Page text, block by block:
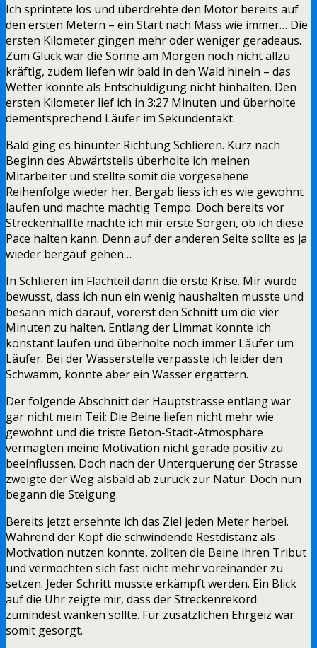
Ich sprintete los und überdrehte den Motor bereits auf
den ersten Metern – ein Start nach Mass wie immer… Die
ersten Kilometer gingen mehr oder weniger geradeaus.
Zum Glück war die Sonne am Morgen noch nicht allzu
kräftig, zudem liefen wir bald in den Wald hinein – das
Wetter konnte als Entschuldigung nicht hinhalten. Den
ersten Kilometer lief ich in 3:27 Minuten und überholte
dementsprechend Läufer im Sekundentakt.
Bald ging es hinunter Richtung Schlieren. Kurz nach
Beginn des Abwärtsteils überholte ich meinen
Mitarbeiter und stellte somit die vorgesehene
Reihenfolge wieder her. Bergab liess ich es wie gewohnt
laufen und machte mächtig Tempo. Doch bereits vor
Streckenhälfte machte ich mir erste Sorgen, ob ich diese
Pace halten kann. Denn auf der anderen Seite sollte es ja
wieder bergauf gehen…
In Schlieren im Flachteil dann die erste Krise. Mir wurde
bewusst, dass ich nun ein wenig haushalten musste und
besann mich darauf, vorerst den Schnitt um die vier
Minuten zu halten. Entlang der Limmat konnte ich
konstant laufen und überholte noch immer Läufer um
Läufer. Bei der Wasserstelle verpasste ich leider den
Schwamm, konnte aber ein Wasser ergattern.
Der folgende Abschnitt der Hauptstrasse entlang war
gar nicht mein Teil: Die Beine liefen nicht mehr wie
gewohnt und die triste Beton-Stadt-Atmosphäre
vermagten meine Motivation nicht gerade positiv zu
beeinflussen. Doch nach der Unterquerung der Strasse
zweigte der Weg alsbald ab zurück zur Natur. Doch nun
begann die Steigung.
Bereits jetzt ersehnte ich das Ziel jeden Meter herbei.
Während der Kopf die schwindende Restdistanz als
Motivation nutzen konnte, zollten die Beine ihren Tribut
und vermochten sich fast nicht mehr voreinander zu
setzen. Jeder Schritt musste erkämpft werden. Ein Blick
auf die Uhr zeigte mir, dass der Streckenrekord
zumindest wanken sollte. Für zusätzlichen Ehrgeiz war
somit gesorgt.